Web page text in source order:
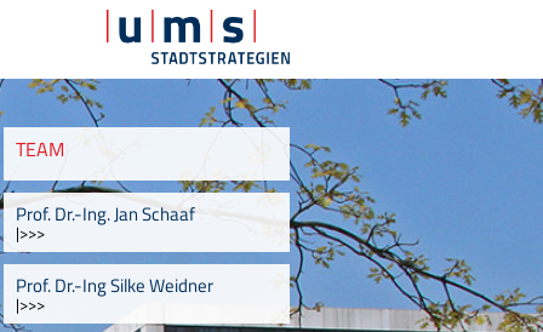
TEAM
Prof. Dr.-Ing. Jan Schaaf
|>>>
Prof. Dr.-Ing Silke Weidner
|>>>